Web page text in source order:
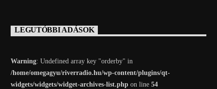
LEGUTÓBBI ADÁSOK
Warning: Undefined array key "orderby" in
/home/omegagyu/riverradio.hu/wp-content/plugins/qt-
widgets/widgets/widget-archives-list.php on line54